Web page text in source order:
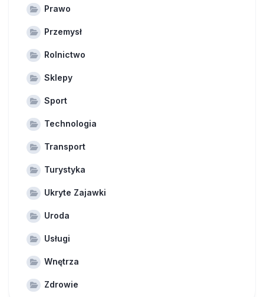
Prawo
Przemysł
Rolnictwo
Sklepy
Sport
Technologia
Transport
Turystyka
Ukryte Zajawki
Uroda
Usługi
Wnętrza
Zdrowie